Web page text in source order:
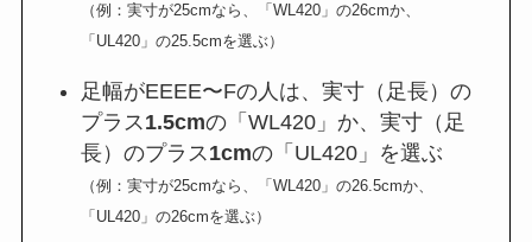
（例：実寸が25cmなら、「WL420」の26cmか、
「UL420」の25.5cmを選ぶ）
足幅がEEEE〜Fの人は、実寸（足長）の
プラス1.5cmの「WL420」か、実寸（足
長）のプラス1cmの「UL420」を選ぶ
（例：実寸が25cmなら、「WL420」の26.5cmか、
「UL420」の26cmを選ぶ）